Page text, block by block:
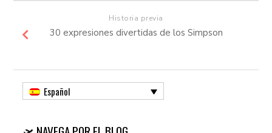
Historia previa
30 expresiones divertidas de los Simpson
Español